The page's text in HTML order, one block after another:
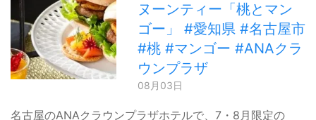
ヌーンティー「桃とマン
ゴー」 #愛知県 #名古屋市
#桃 #マンゴー #ANAクラ
ウンプラザ
08月03日
名古屋のANAクラウンプラザホテルで、7・8月限定の